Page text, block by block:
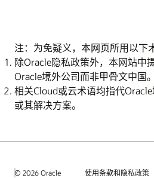
注：为免疑义，本网页所用以下
除Oracle隐私政策外，本网站中
Oracle境外公司而非甲骨文中国。
相关Cloud或云术语均指代
或其解决方案。
© 2026 Oracle 使用条款和隐私政策